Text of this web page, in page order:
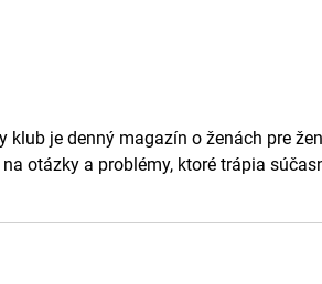
je denný magazín o ženách pre
otázky a problémy, ktoré trápia